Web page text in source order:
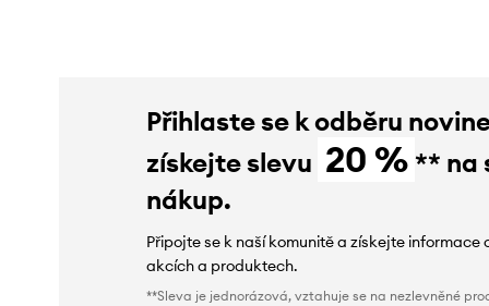
Přihlaste se k odběru
získejte slevu 20 % ** na
nákup.
Připojte se k naší komunitě a získejte informace
akcích a produktech.
**Sleva je jednorázová, vztahuje se na nezlevněné